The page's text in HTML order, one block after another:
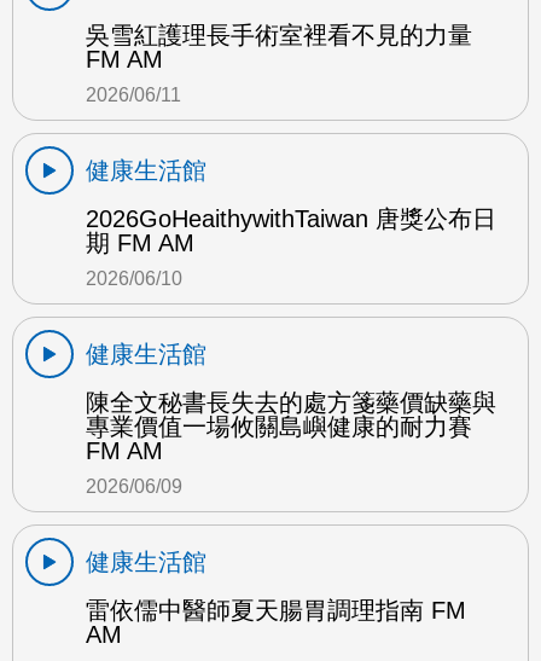
吳雪紅護理長手術室裡看不見的力量
FM AM
2026/06/11
健康生活館
2026GoHeaithywithTaiwan 唐獎公布日
期 FM AM
2026/06/10
健康生活館
陳全文秘書長失去的處方箋藥價缺藥與
專業價值一場攸關島嶼健康的耐力賽
FM AM
2026/06/09
健康生活館
雷依儒中醫師夏天腸胃調理指南 FM
AM